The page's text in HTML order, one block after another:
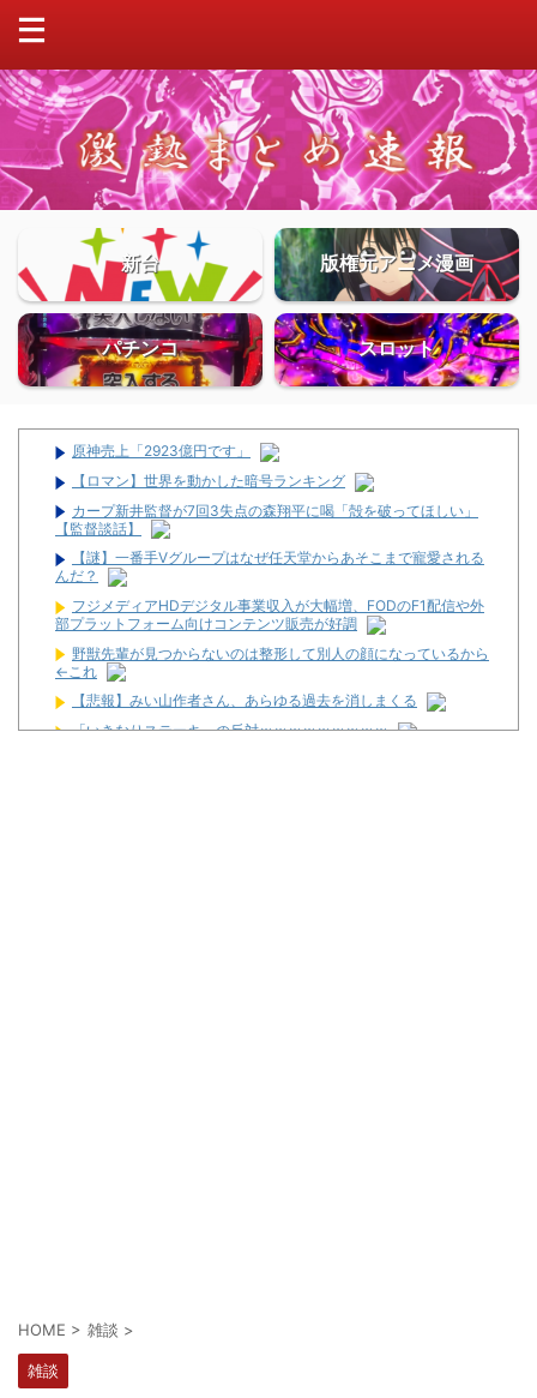
新台 版権元アニメ漫画
パチンコ スロット
原神売上「2923億円です」
【ロマン】世界を動かした暗号ランキング
カープ新井監督が7回3失点の森翔平に喝「殻を破ってほしい」
【監督談話】
【謎】一番手Vグループはなぜ任天堂からあそこまで寵愛される
んだ？
フジメディアHDデジタル事業収入が大幅増、FODのF1配信や外
部プラットフォーム向けコンテンツ販売が好調
野獣先輩が見つからないのは整形して別人の顔になっているから
←これ
【悲報】みい山作者さん、あらゆる過去を消しまくる
「いきなりステーキ」の反対ｗｗｗｗｗｗｗｗｗ
HOME > 雑談 >
雑談